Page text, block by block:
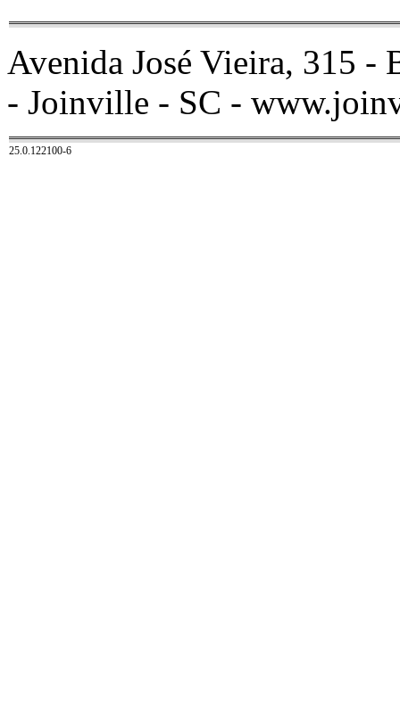
Avenida José Vieira, 315 -
- Joinville - SC -
25.0.122100-6